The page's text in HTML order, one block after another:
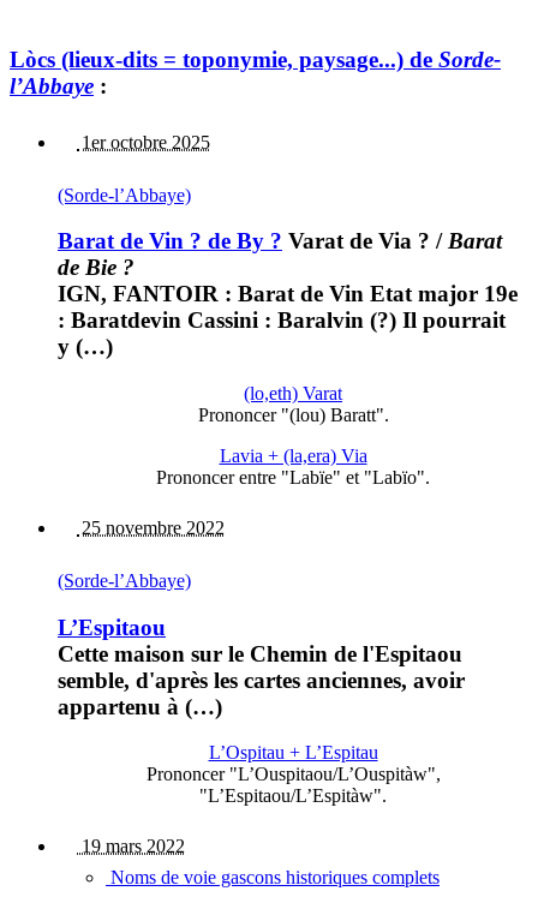
Lòcs (lieux-dits = toponymie, paysage...) de Sorde-
l’Abbaye :
1er octobre 2025
(Sorde-l’Abbaye)
Barat de Vin ? de By ? Varat de Via ? /Barat
de Bie ?
IGN, FANTOIR : Barat de Vin Etat major 19e
: Baratdevin Cassini : Baralvin (?) Il pourrait
y (…)
(lo,eth) Varat
Prononcer "(lou) Baratt".
Lavia + (la,era) Via
Prononcer entre "Labïe" et "Labïo".
25 novembre 2022
(Sorde-l’Abbaye)
L’Espitaou
Cette maison sur le Chemin de l'Espitaou
semble, d'après les cartes anciennes, avoir
appartenu à (…)
L’Ospitau + L’Espitau
Prononcer "L’Ouspitaou/L’Ouspitàw",
"L’Espitaou/L’Espitàw".
19 mars 2022
Noms de voie gascons historiques complets